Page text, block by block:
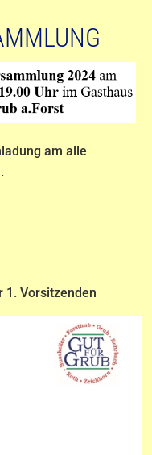
am alle
1. Vorsitzenden